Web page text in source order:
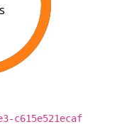
c615e521ecaf